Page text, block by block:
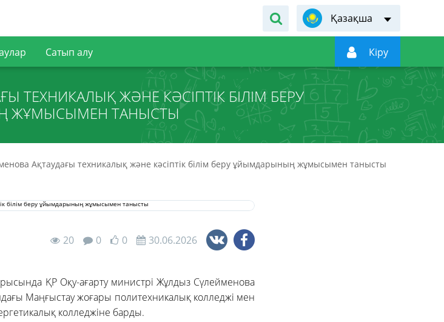
Қазақша
Сатып алу  Кiру
ТЕХНИКАЛЫҚ ЖӘНЕ КӘСІПТІК БІЛІМ БЕРУ
ЖҰМЫСЫМЕН ТАНЫСТЫ
Ақтаудағы техникалық және кәсіптік білім беру ұйымдарының жұмысымен танысты
20 0 0 30.06.2026
ҚР Оқу-ағарту министрі Жұлдыз Сүлейменова
Маңғыстау жоғары политехникалық колледжі мен
колледжіне барды.